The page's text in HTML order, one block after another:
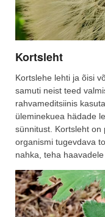
Kortsleht
Kortslehe lehti ja õisi
samuti neist teed
rahvameditsiinis
üleminekuea hädade
sünnitust. Kortsleht on
organismi tugevdava
nahka, teha